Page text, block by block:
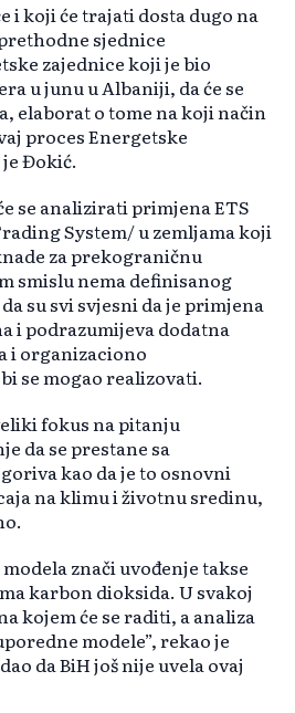
i koji će trajati dosta dugo na
sjednice
zajednice koji je bio
u junu u Albaniji, da će se
elaborat o tome na koji način
proces Energetske
Đokić.
se analizirati primjena ETS
System/ u zemljama koji
za prekograničnu
smislu nema definisanog
su svi svjesni da je primjena
i podrazumijeva dodatna
i organizaciono
se mogao realizovati.
fokus na pitanju
da se prestane sa
kao da je to osnovni
na klimu i životnu sredinu,
znači uvođenje takse
karbon dioksida. U svakoj
kojem će se raditi, a analiza
modele”, rekao je
da BiH još nije uvela ovaj